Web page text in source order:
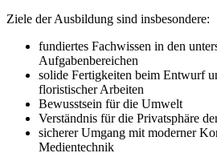
Ziele der Ausbildung sind insbesondere:
fundiertes Fachwissen in den
Aufgabenbereichen
solide Fertigkeiten beim Entwurf
floristischer Arbeiten
Bewusstsein für die Umwelt
Verständnis für die Privatsphäre
sicherer Umgang mit moderner
Medientechnik